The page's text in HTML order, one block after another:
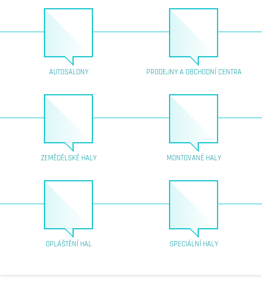
AUTOSALONY PRODEJNY A OBCHODNÍ CENTRA
ZEMĚDĚLSKÉ HALY MONTOVANÉ HALY
OPLÁŠTĚNÍ HAL SPECIÁLNÍ HALY